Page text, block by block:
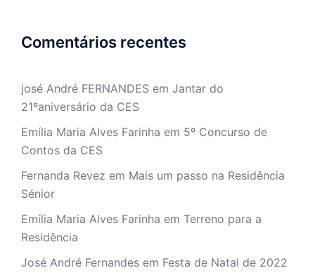
Comentários recentes
josé André FERNANDES em Jantar do
21ºaniversário da CES
Emília Maria Alves Farinha em 5º Concurso de
Contos da CES
Fernanda Revez em Mais um passo na Residência
Sénior
Emília Maria Alves Farinha em Terreno para a
Residência
José André Fernandes em Festa de Natal de 2022